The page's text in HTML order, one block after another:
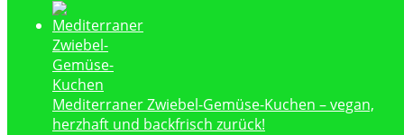
Mediterraner Zwiebel-Gemüse-Kuchen – vegan,
herzhaft und backfrisch zurück!